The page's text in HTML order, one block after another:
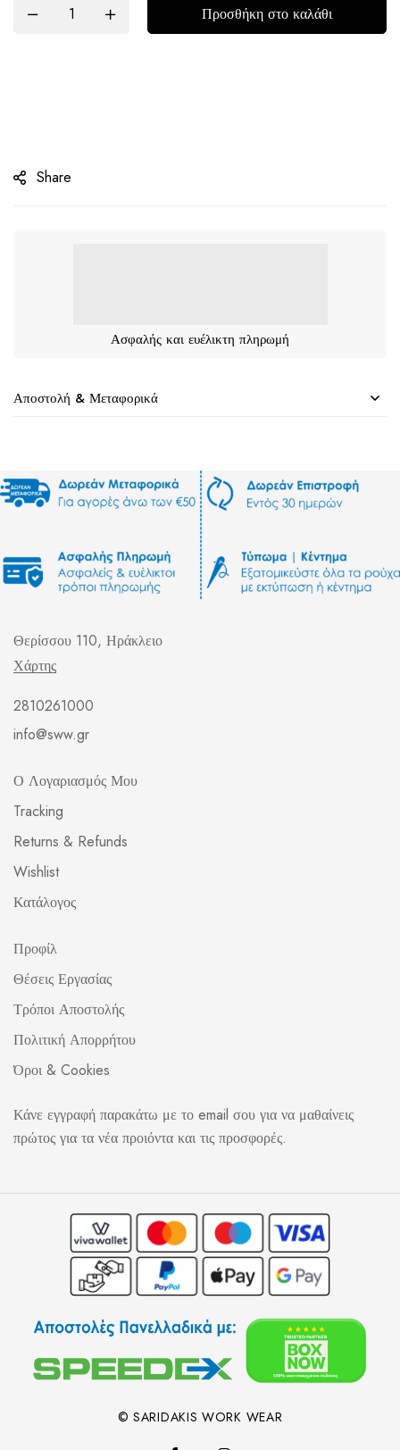
Προσθήκη στο καλάθι
Share
Ασφαλής και ευέλικτη πληρωμή
Αποστολή & Μεταφορικά
Θερίσσου 110, Ηράκλειο
Χάρτης
2810261000
info@sww.gr
Ο Λογαριασμός Μου
Tracking
Returns & Refunds
Wishlist
Κατάλογος
Προφίλ
Θέσεις Εργασίας
Τρόποι Αποστολής
Πολιτική Απορρήτου
Όροι & Cookies
Κάνε εγγραφή παρακάτω με το email σου για να μαθαίνεις
πρώτος για τα νέα προιόντα και τις προσφορές.
© SARIDAKIS WORK WEAR